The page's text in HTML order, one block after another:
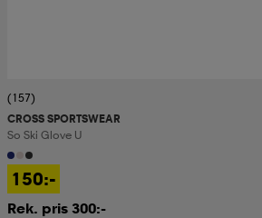
(157)
CROSS SPORTSWEAR
So Ski Glove U
150:-
Rek. pris 300:-